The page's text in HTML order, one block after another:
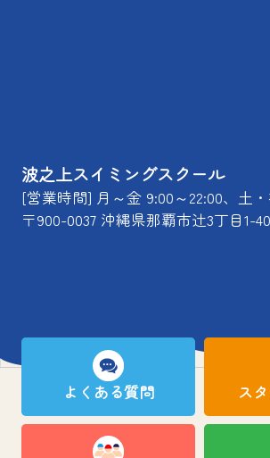
波之上スイミングスクール
[営業時間] 月～金 9:00～22:00、土
〒900-0037 沖縄県那覇市辻3丁目1-40
よくある質問 ス